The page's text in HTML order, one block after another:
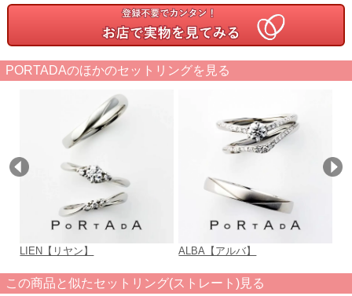
PORTADAのほかのセットリングを見る
LIEN【リヤン】 ALBA【アルバ】
この商品と似たセットリング(ストレート)見る